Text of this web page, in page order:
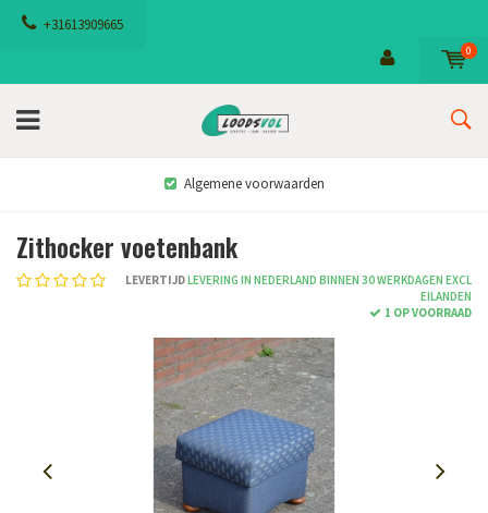
+31613909665
0
Algemene voorwaarden
Zithocker voetenbank
LEVERTIJDLEVERING IN NEDERLAND BINNEN 30 WERKDAGEN EXCL
EILANDEN
1 OP VOORRAAD